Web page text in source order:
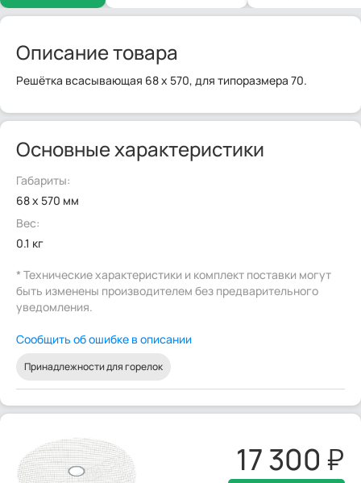
Описание товара
Решётка всасывающая 68 x 570, для типоразмера 70.
Основные характеристики
Габариты:
68 x 570 мм
Вес:
0.1 кг
* Технические характеристики и комплект поставки могут
быть изменены производителем без предварительного
уведомления.
Сообщить об ошибке в описании
Принадлежности для горелок
17 300